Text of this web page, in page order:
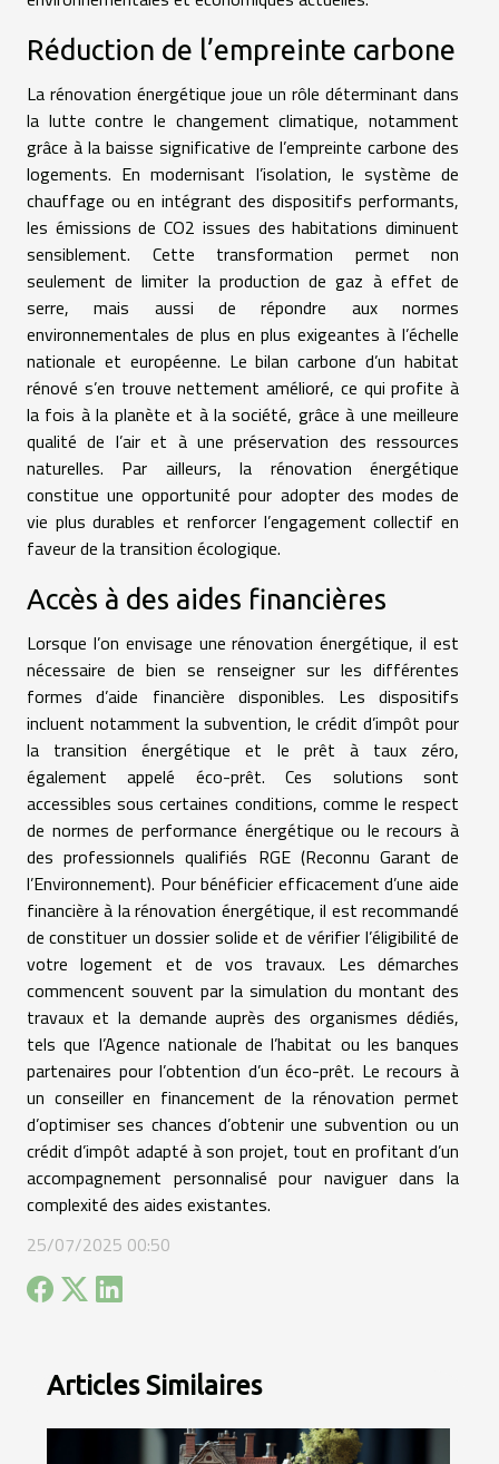
Réduction de l’empreinte carbone
La rénovation énergétique joue un rôle déterminant dans
la lutte contre le changement climatique, notamment
grâce à la baisse significative de l’empreinte carbone des
logements. En modernisant l’isolation, le système de
chauffage ou en intégrant des dispositifs performants,
les émissions de CO2 issues des habitations diminuent
sensiblement. Cette transformation permet non
seulement de limiter la production de gaz à effet de
serre, mais aussi de répondre aux normes
environnementales de plus en plus exigeantes à l’échelle
nationale et européenne. Le bilan carbone d’un habitat
rénové s’en trouve nettement amélioré, ce qui profite à
la fois à la planète et à la société, grâce à une meilleure
qualité de l’air et à une préservation des ressources
naturelles. Par ailleurs, la rénovation énergétique
constitue une opportunité pour adopter des modes de
vie plus durables et renforcer l’engagement collectif en
faveur de la transition écologique.
Accès à des aides financières
Lorsque l’on envisage une rénovation énergétique, il est
nécessaire de bien se renseigner sur les différentes
formes d’aide financière disponibles. Les dispositifs
incluent notamment la subvention, le crédit d’impôt pour
la transition énergétique et le prêt à taux zéro,
également appelé éco-prêt. Ces solutions sont
accessibles sous certaines conditions, comme le respect
de normes de performance énergétique ou le recours à
des professionnels qualifiés RGE (Reconnu Garant de
l’Environnement). Pour bénéficier efficacement d’une aide
financière à la rénovation énergétique, il est recommandé
de constituer un dossier solide et de vérifier l’éligibilité de
votre logement et de vos travaux. Les démarches
commencent souvent par la simulation du montant des
travaux et la demande auprès des organismes dédiés,
tels que l’Agence nationale de l’habitat ou les banques
partenaires pour l’obtention d’un éco-prêt. Le recours à
un conseiller en financement de la rénovation permet
d’optimiser ses chances d’obtenir une subvention ou un
crédit d’impôt adapté à son projet, tout en profitant d’un
accompagnement personnalisé pour naviguer dans la
complexité des aides existantes.
25/07/2025 00:50
Articles Similaires